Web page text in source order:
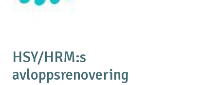
HSY/HRM:s
avloppsrenovering